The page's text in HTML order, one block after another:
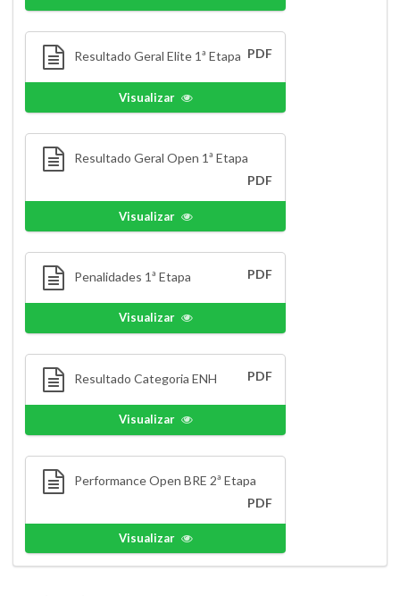
Resultado Geral Elite 1ª Etapa PDF
Visualizar
Resultado Geral Open 1ª Etapa
PDF
Visualizar
Penalidades 1ª Etapa PDF
Visualizar
Resultado Categoria ENH PDF
Visualizar
Performance Open BRE 2ª Etapa
PDF
Visualizar